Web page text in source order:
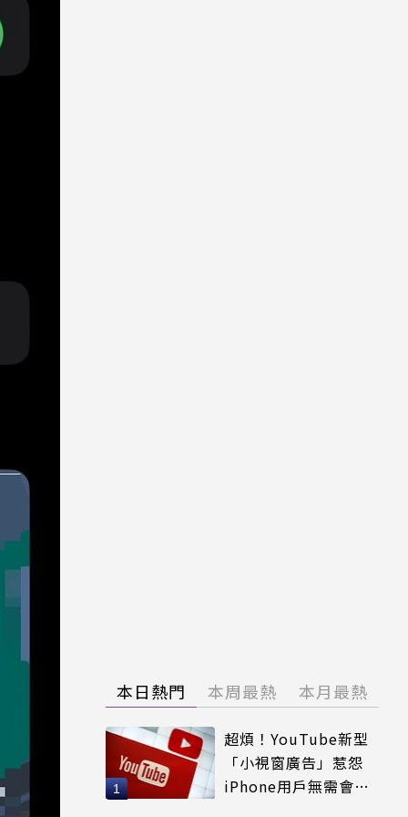
本日熱門 本周最熱 本月最熱
超煩！YouTube新型
「小視窗廣告」惹怨
iPhone用戶無需會員